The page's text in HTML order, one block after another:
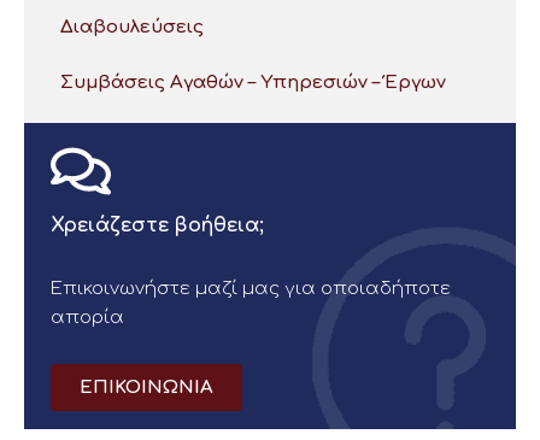
Διαβουλεύσεις
Συμβάσεις Αγαθών – Υπηρεσιών – Έργων
Χρειάζεστε βοήθεια;
Επικοινωνήστε μαζί μας για οποιαδήποτε
απορία
ΕΠΙΚΟΙΝΩΝΙΑ